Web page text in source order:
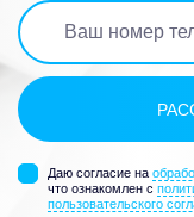
Даю согласие на
что ознакомлен с
пользовательского